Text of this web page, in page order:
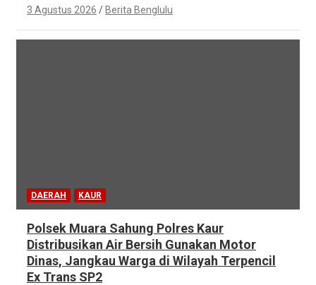
3 Agustus 2026 Berita Benglulu
DAERAH KAUR
Polsek Muara Sahung Polres Kaur
Distribusikan Air Bersih Gunakan Motor
Dinas, Jangkau Warga di Wilayah Terpencil
Ex Trans SP2